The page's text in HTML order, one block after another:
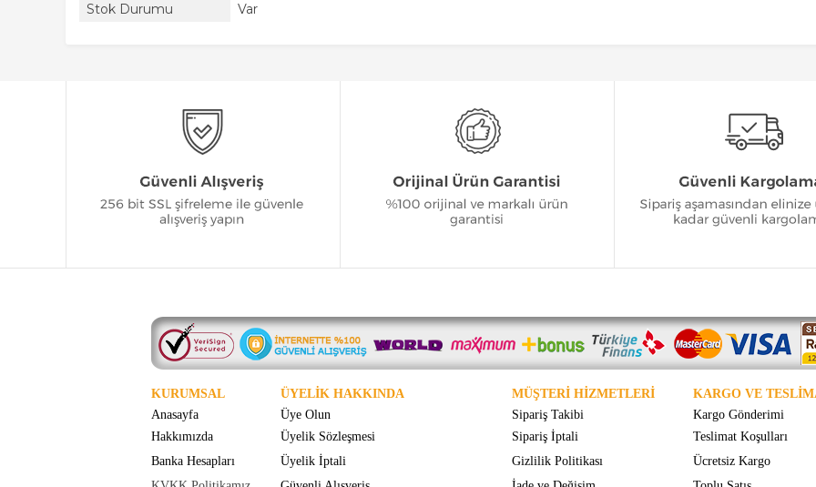
Stok Durumu
Var
KURUMSAL ÜYELİK HAKKINDA MÜŞTERİ HİZMETLERİ
KARGO VE
Anasayfa
Üye Olun Sipariş Takibi
Kargo Gönderimi
Hakkımızda
Üyelik Sözleşmesi Sipariş İptali
Teslimat Koşulları
Banka Hesapları
Üyelik İptali Gizlilik Politikası
Ücretsiz Kargo